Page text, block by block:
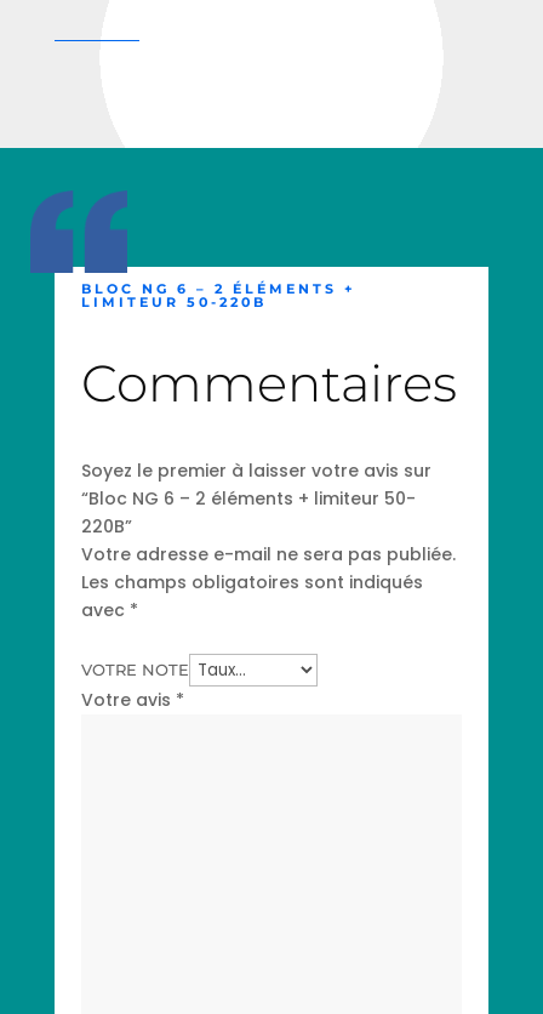
BLOC NG 6 – 2 ÉLÉMENTS +
LIMITEUR 50-220B
Commentaires
Soyez le premier à laisser votre avis sur
“Bloc NG 6 – 2 éléments + limiteur 50-
220B”
Votre adresse e-mail ne sera pas publiée.
Les champs obligatoires sont indiqués
avec *
VOTRE NOTE
Votre avis *